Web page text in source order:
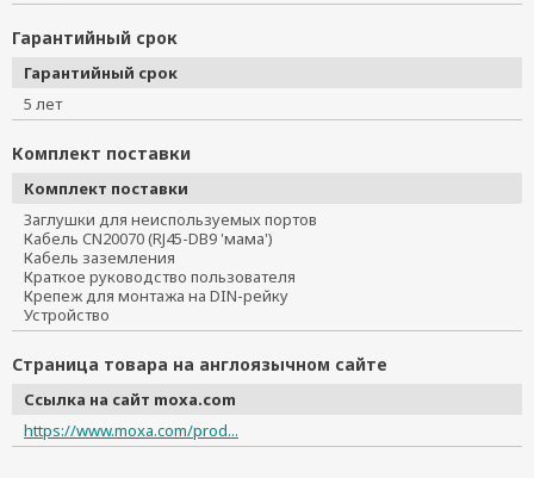
Гарантийный срок
Гарантийный срок
5 лет
Комплект поставки
Комплект поставки
Заглушки для неиспользуемых портов
Кабель CN20070 (RJ45-DB9 'мама')
Кабель заземления
Краткое руководство пользователя
Крепеж для монтажа на DIN-рейку
Устройство
Страница товара на англоязычном сайте
Ссылка на сайт moxa.com
https://www.moxa.com/prod...